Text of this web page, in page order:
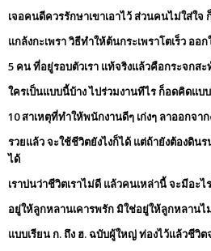
เจอคนดีควรรักษาเขาเอาไว้ ส่วนคนไม่ใส่ใจ
แกล้งกะเพรา วิธีทำให้ต้นกระเพราโตเร็ว ออ
5 คน ที่อยู่รอบตัวเรา แท้จริงแล้วคือกระจกสะ
ใครเป็นแบบนี้บ้าง ไปร่วมงานทีไร ก็อดคิดแบ
10 สาเหตุที่ทำให้พนักงานดีๆ เก่งๆ ลาออกจ
รวยแล้ว จะใช้ชีวิตยังไงก็ได้ แต่ถ้ายังต้องดิน
ได้
เราบ่นว่าชีวิตเราไม่ดี แล้วคนเหล่านี้ จะมีอะ
อยู่ให้ลูกหลานเคารพรัก มิใช่อยู่ให้ลูกหลานไ
แบบเรียน ก. ถึง ฮ. ฉบับผู้ใหญ่ ท่องไว้แล้วชีวิ